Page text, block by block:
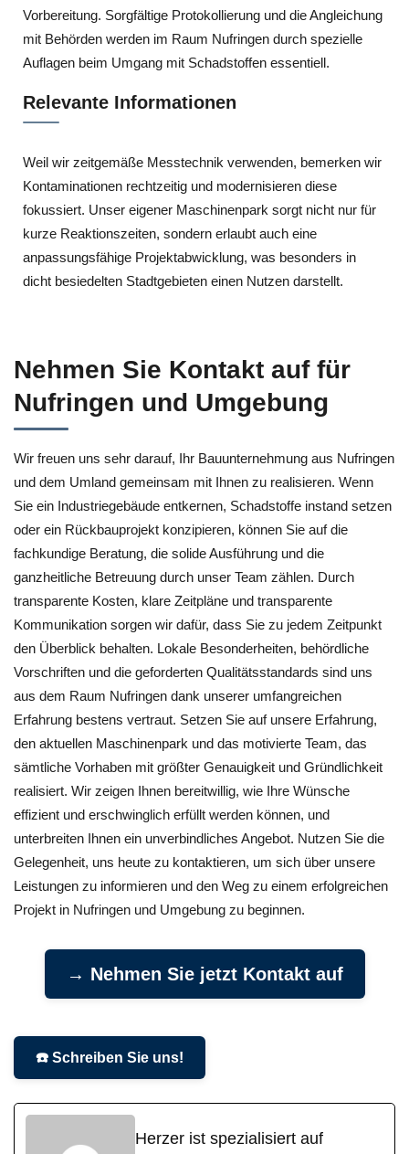
Vorbereitung. Sorgfältige Protokollierung und die Angleichung
mit Behörden werden im Raum Nufringen durch spezielle
Auflagen beim Umgang mit Schadstoffen essentiell.
Relevante Informationen
Weil wir zeitgemäße Messtechnik verwenden, bemerken wir
Kontaminationen rechtzeitig und modernisieren diese
fokussiert. Unser eigener Maschinenpark sorgt nicht nur für
kurze Reaktionszeiten, sondern erlaubt auch eine
anpassungsfähige Projektabwicklung, was besonders in
dicht besiedelten Stadtgebieten einen Nutzen darstellt.
Nehmen Sie Kontakt auf für
Nufringen und Umgebung
Wir freuen uns sehr darauf, Ihr Bauunternehmung aus Nufringen
und dem Umland gemeinsam mit Ihnen zu realisieren. Wenn
Sie ein Industriegebäude entkernen, Schadstoffe instand setzen
oder ein Rückbauprojekt konzipieren, können Sie auf die
fachkundige Beratung, die solide Ausführung und die
ganzheitliche Betreuung durch unser Team zählen. Durch
transparente Kosten, klare Zeitpläne und transparente
Kommunikation sorgen wir dafür, dass Sie zu jedem Zeitpunkt
den Überblick behalten. Lokale Besonderheiten, behördliche
Vorschriften und die geforderten Qualitätsstandards sind uns
aus dem Raum Nufringen dank unserer umfangreichen
Erfahrung bestens vertraut. Setzen Sie auf unsere Erfahrung,
den aktuellen Maschinenpark und das motivierte Team, das
sämtliche Vorhaben mit größter Genauigkeit und Gründlichkeit
realisiert. Wir zeigen Ihnen bereitwillig, wie Ihre Wünsche
effizient und erschwinglich erfüllt werden können, und
unterbreiten Ihnen ein unverbindliches Angebot. Nutzen Sie die
Gelegenheit, uns heute zu kontaktieren, um sich über unsere
Leistungen zu informieren und den Weg zu einem erfolgreichen
Projekt in Nufringen und Umgebung zu beginnen.
→ Nehmen Sie jetzt Kontakt auf
☎️ Schreiben Sie uns!
Herzer ist spezialisiert auf